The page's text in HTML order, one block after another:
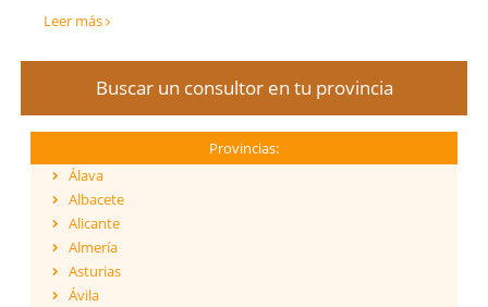
Leer más
Buscar un consultor en tu provincia
Provincias:
Álava
Albacete
Alicante
Almería
Asturias
Ávila